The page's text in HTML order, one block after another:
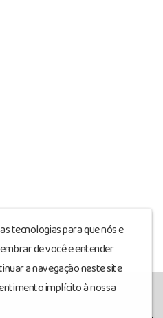
tecnologias para que nós e
de você e entender
a navegação neste site
implícito à nossa